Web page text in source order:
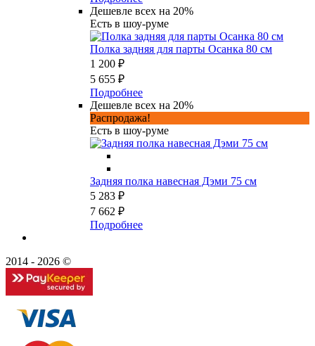
Дешевле всех на 20%
Есть в шоу-руме
Полка задняя для парты Осанка 80 см
1 200 ₽
5 655 ₽
Подробнее
Дешевле всех на 20%
Распродажа!
Есть в шоу-руме
Задняя полка навесная Дэми 75 см
5 283 ₽
7 662 ₽
Подробнее
2014 - 2026 ©